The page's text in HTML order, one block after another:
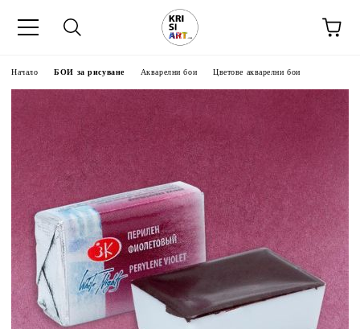
Начало БОИ за рисуване Акварелни бои Цветове акварелни бои